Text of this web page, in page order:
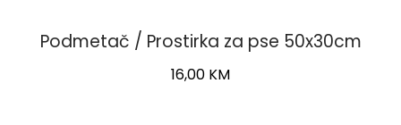
Podmetač / Prostirka za pse 50x30cm
16,00 KM